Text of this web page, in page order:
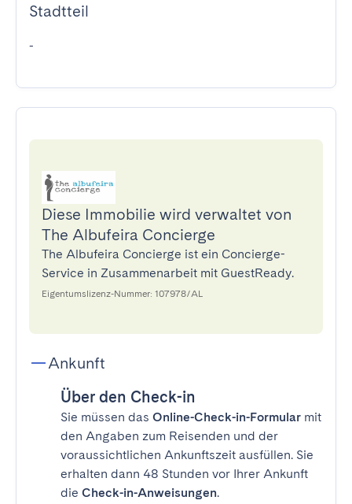
Stadtteil
-
Diese Immobilie wird verwaltet von
The Albufeira Concierge
The Albufeira Concierge ist ein Concierge-
Service in Zusammenarbeit mit GuestReady.
Eigentumslizenz-Nummer: 107978/AL
Ankunft
Über den Check-in
Sie müssen das Online-Check-in-Formular mit
den Angaben zum Reisenden und der
voraussichtlichen Ankunftszeit ausfüllen. Sie
erhalten dann 48 Stunden vor Ihrer Ankunft
die Check-in-Anweisungen.